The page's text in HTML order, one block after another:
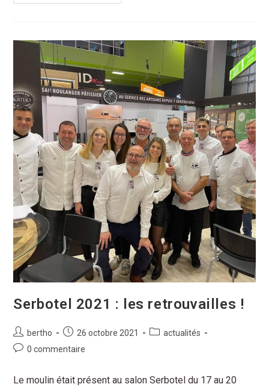
Serbotel 2021 : les retrouvailles !
bertho 26 octobre 2021
actualités
0 commentaire
Le moulin était présent au salon Serbotel du 17 au 20